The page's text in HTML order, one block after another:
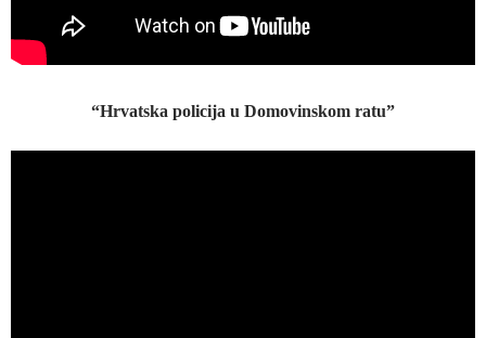
“Hrvatska policija u Domovinskom ratu”